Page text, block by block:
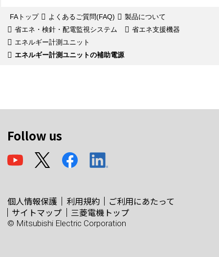
FAトップ よくあるご質問(FAQ)
製品について
省エネ・検針・配電監視システム
省エネ支援機器
エネルギー計測ユニット
エネルギー計測ユニットの補助電源
Follow us
個人情報保護 利用規約
ご利用にあたって
サイトマップ
三菱電機トップ
© Mitsubishi Electric Corporation